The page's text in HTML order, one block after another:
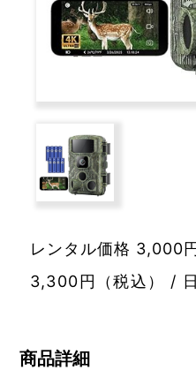
レンタル価格 3,000
3,300円（税込） / 日
商品詳細